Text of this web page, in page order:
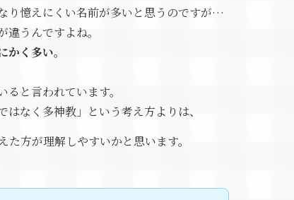
り憶えにくい名前が多いと思うのですが…
違うんですよね。
かく多い。
と言われています。
なく多神教」という考え方よりは、
た方が理解しやすいかと思います。